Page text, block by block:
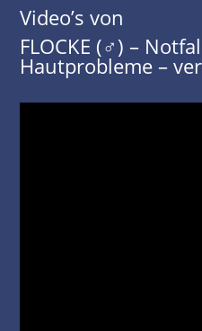
Video’s von
FLOCKE (♂) –
Hautprobleme –